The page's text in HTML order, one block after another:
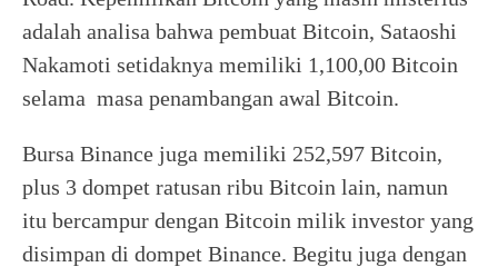
adalah analisa bahwa pembuat Bitcoin, Sataoshi
Nakamoti setidaknya memiliki 1,100,00 Bitcoin
selama masa penambangan awal Bitcoin.
Bursa Binance juga memiliki 252,597 Bitcoin,
plus 3 dompet ratusan ribu Bitcoin lain, namun
itu bercampur dengan Bitcoin milik investor yang
disimpan di dompet Binance. Begitu juga dengan